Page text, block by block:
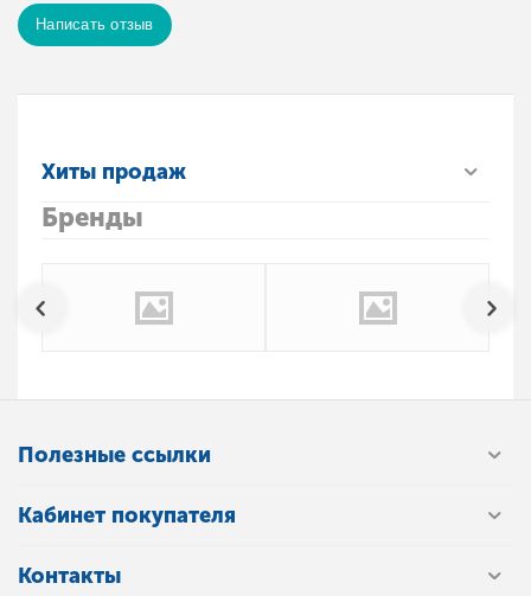
Написать отзыв
Хиты продаж
Бренды
Полезные ссылки
Кабинет покупателя
Контакты